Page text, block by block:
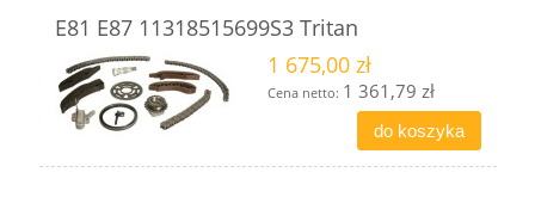
E81 E87 11318515699S3 Tritan
1 675,00 zł
Cena netto: 1 361,79 zł
do koszyka